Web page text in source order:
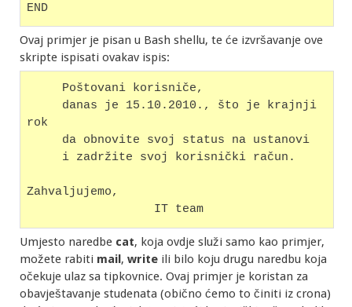
END
Ovaj primjer je pisan u Bash shellu, te će izvršavanje ove
skripte ispisati ovakav ispis:
     Poštovani korisniče,
rok
     da obnovite svoj status na ustanovi
     i zadržite svoj korisnički račun.
Zahvaljujemo,
                  IT team
Umjesto naredbe cat, koja ovdje služi samo kao primjer,
možete rabiti mail, write ili bilo koju drugu naredbu koja
očekuje ulaz sa tipkovnice. Ovaj primjer je koristan za
obavještavanje studenata (obično ćemo to činiti iz crona)